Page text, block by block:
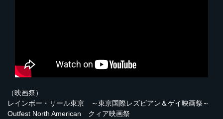
（映画祭）
レインボー・リール東京 ～東京国際レズビアン＆ゲイ映画祭～
Outfest North American クィア映画祭